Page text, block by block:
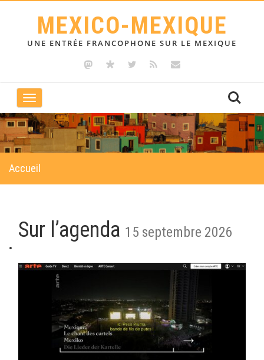
MEXICO-MEXIQUE
UNE ENTRÉE FRANCOPHONE SUR LE MEXIQUE
Toggle
navigation
Accueil
Sur l’agenda 15 septembre 2026